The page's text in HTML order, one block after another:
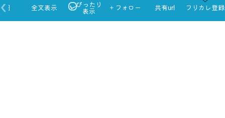
フリカレ登録
共有url
＋フォロー
ぴったり
表示
全文表示
日